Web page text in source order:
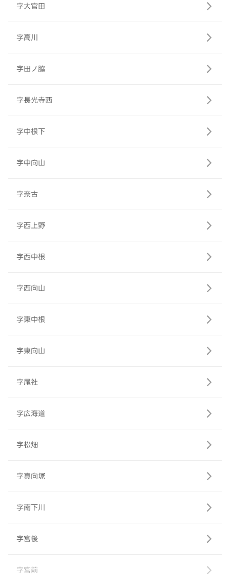
字大官田
字高川
字田ノ脇
字長光寺西
字中根下
字中向山
字奈古
字西上野
字西中根
字西向山
字東中根
字東向山
字尾社
字広海道
字松畑
字真向塚
字南下川
字宮後
字宮前